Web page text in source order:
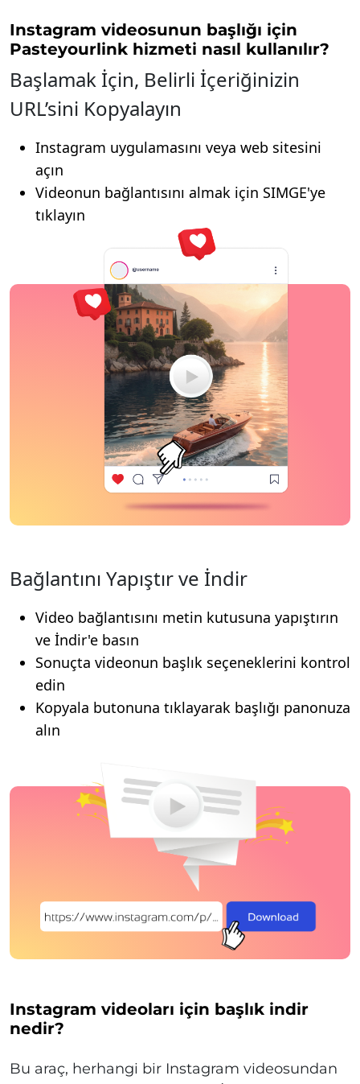
Instagram videosunun başlığı için
Pasteyourlink hizmeti nasıl kullanılır?
Başlamak İçin, Belirli İçeriğinizin
URL’sini Kopyalayın
Instagram uygulamasını veya web sitesini
açın
Videonun bağlantısını almak için SIMGE'ye
tıklayın
Bağlantını Yapıştır ve İndir
Video bağlantısını metin kutusuna yapıştırın
ve İndir'e basın
Sonuçta videonun başlık seçeneklerini kontrol
edin
Kopyala butonuna tıklayarak başlığı panonuza
alın
Instagram videoları için başlık indir
nedir?
Bu araç, herhangi bir Instagram videosundan